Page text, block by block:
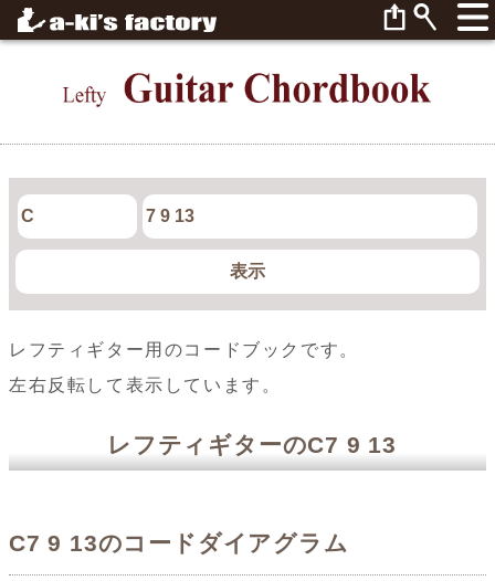
レフティギター用のコードブックです。
左右反転して表示しています。
レフティギターのC7 9 13
C7 9 13のコードダイアグラム